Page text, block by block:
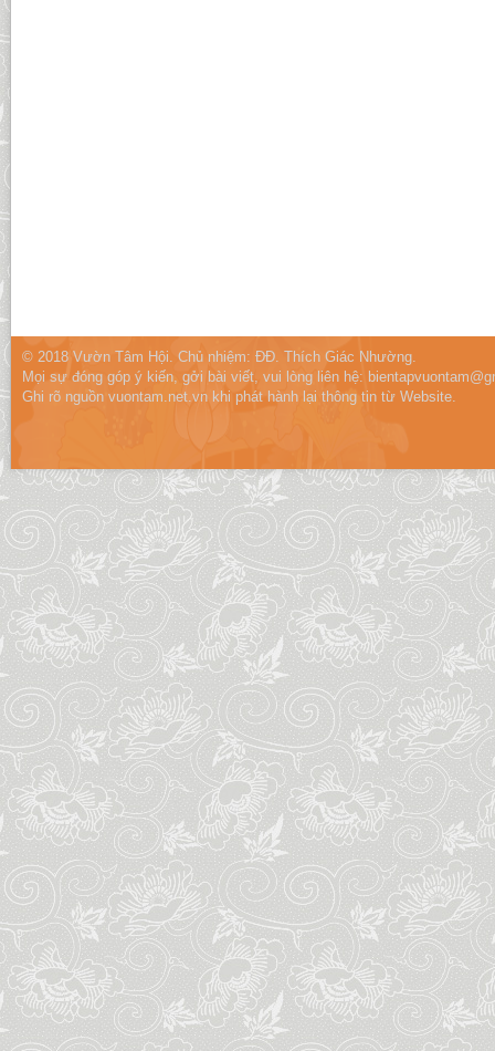
© 2018 Vườn Tâm Hội. Chủ nhiệm: ĐĐ. Thích Giác Nhường.
Mọi sự đóng góp ý kiến, gởi bài viết, vui lòng liên hệ:
Ghi rõ nguồn vuontam.net.vn khi phát hành lại thông tin từ Website.